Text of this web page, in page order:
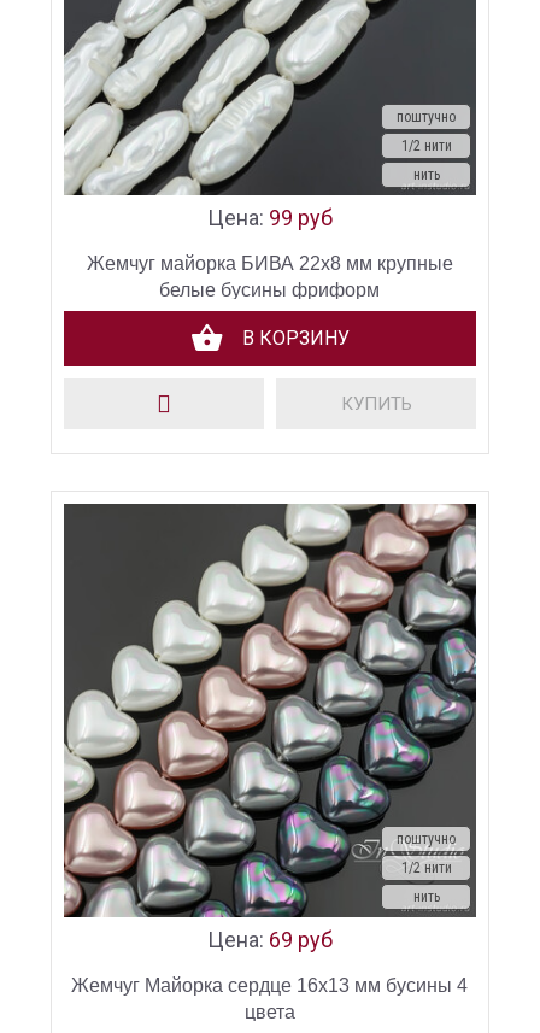
поштучно
1/2 нити
нить
Цена: 99 руб
Жемчуг майорка БИВА 22х8 мм крупные
белые бусины фриформ
В КОРЗИНУ
КУПИТЬ
поштучно
1/2 нити
нить
Цена: 69 руб
Жемчуг Майорка сердце 16х13 мм бусины 4
цвета